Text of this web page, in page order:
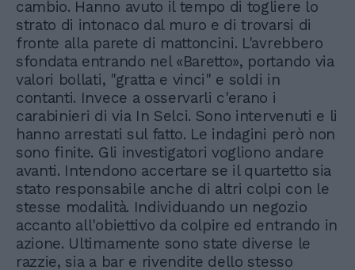
cambio. Hanno avuto il tempo di togliere lo
strato di intonaco dal muro e di trovarsi di
fronte alla parete di mattoncini. L'avrebbero
sfondata entrando nel «Baretto», portando via
valori bollati, "gratta e vinci" e soldi in
contanti. Invece a osservarli c'erano i
carabinieri di via In Selci. Sono intervenuti e li
hanno arrestati sul fatto. Le indagini però non
sono finite. Gli investigatori vogliono andare
avanti. Intendono accertare se il quartetto sia
stato responsabile anche di altri colpi con le
stesse modalità. Individuando un negozio
accanto all'obiettivo da colpire ed entrando in
azione. Ultimamente sono state diverse le
razzie, sia a bar e rivendite dello stesso